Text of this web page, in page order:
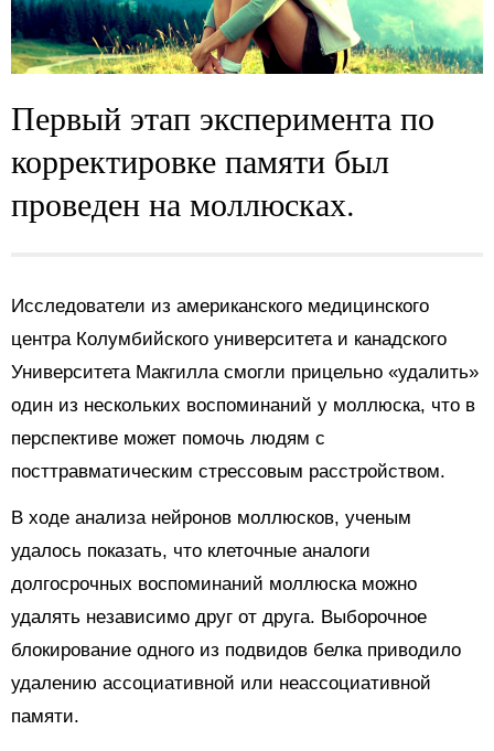
Первый этап эксперимента по
корректировке памяти был
проведен на моллюсках.
Исследователи из американского медицинского
центра Колумбийского университета и канадского
Университета Макгилла смогли прицельно «удалить»
один из нескольких воспоминаний у моллюска, что в
перспективе может помочь людям с
посттравматическим стрессовым расстройством.
В ходе анализа нейронов моллюсков, ученым
удалось показать, что клеточные аналоги
долгосрочных воспоминаний моллюска можно
удалять независимо друг от друга. Выборочное
блокирование одного из подвидов белка приводило
удалению ассоциативной или неассоциативной
памяти.